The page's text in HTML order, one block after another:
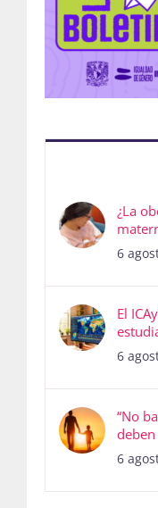
6
6
deben
6